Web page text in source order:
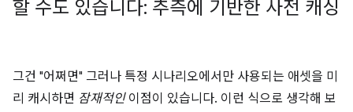
할 수도 있습니다: 추측에 기반한 사전 캐싱
그건 "어쩌면" 그러나 특정 시나리오에서만 사용되는 애셋을 미
리 캐시하면 잠재적인이점이 있습니다. 이런 식으로 생각해 보